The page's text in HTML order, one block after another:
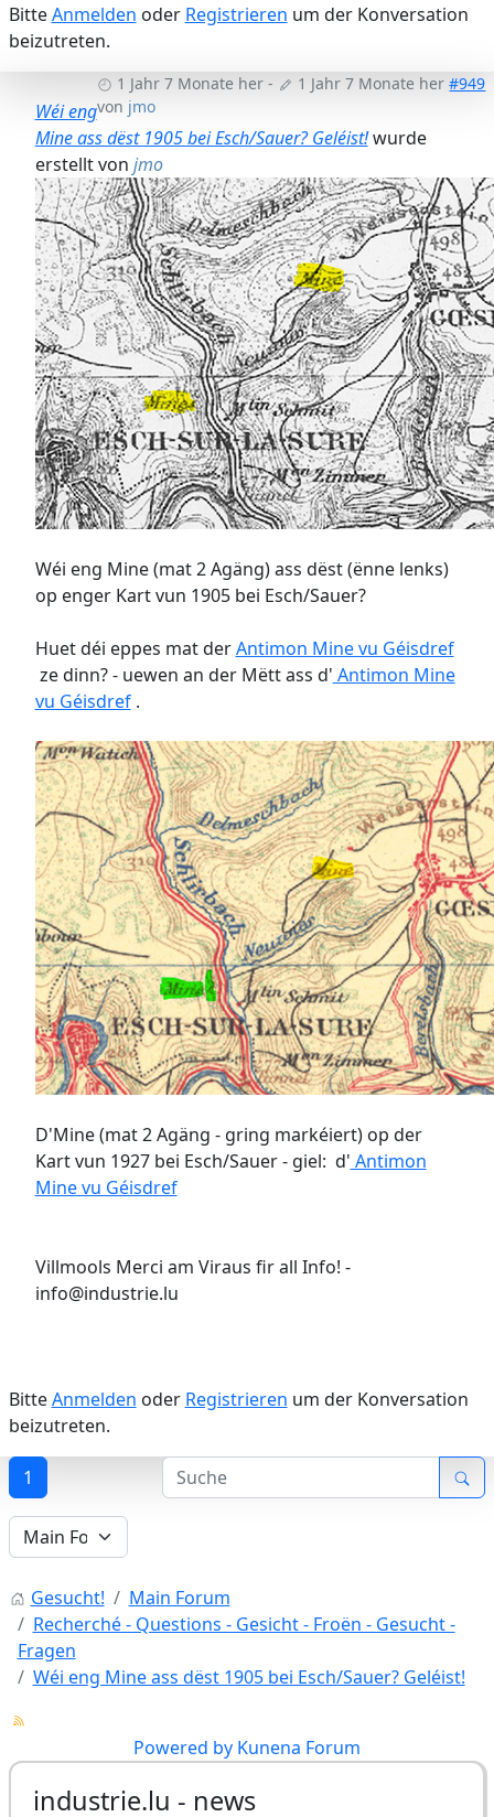
BitteAnmelden oder Registrieren um der Konversation
beizutreten.
1 Jahr 7 Monate her - 1 Jahr 7 Monate her #949
von jmo
Wéi eng
Mine ass dëst 1905 bei Esch/Sauer? Geléist!wurde
erstellt von jmo
Wéi eng Mine (mat 2 Agäng) ass dëst (ënne lenks)
op enger Kart vun 1905 bei Esch/Sauer?
Huet déi eppes mat derAntimon Mine vu Géisdref
ze dinn? - uewen an der Mëtt ass d' Antimon Mine
vu Géisdref.
D'Mine (mat 2 Agäng - gring markéiert) op der
Kart vun 1927 bei Esch/Sauer - giel: d' Antimon
Mine vu Géisdref
Villmools Merci am Viraus fir all Info! -
info@industrie.lu
BitteAnmelden oder Registrieren um der Konversation
beizutreten.
1
Gesucht!
Main Forum
Recherché - Questions - Gesicht - Froën - Gesucht -
Fragen
Wéi eng Mine ass dëst 1905 bei Esch/Sauer? Geléist!
Powered by Kunena Forum
industrie.lu - news